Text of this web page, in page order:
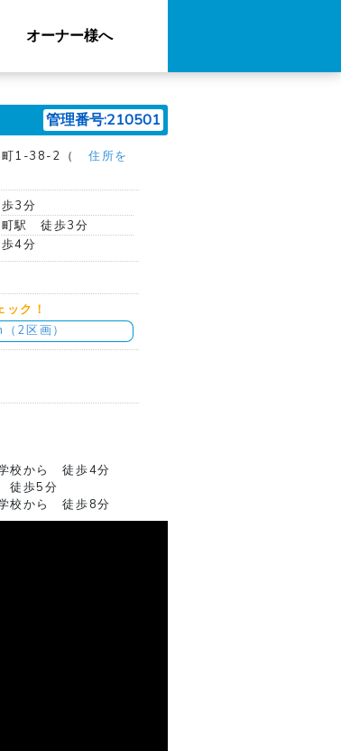
オーナー様へ
管理番号:210501
町1-38-2（
住所を
3分
町駅 徒歩3分
4分
ク！
2区画）
校から 徒歩4分
徒歩5分
校から 徒歩8分